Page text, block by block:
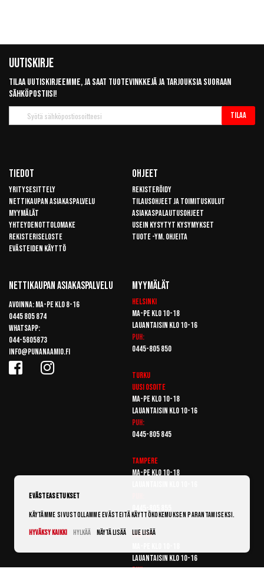
Uutiskirje
Tilaa uutiskirjeemme, ja saat tuotevinkkejä ja tarjouksia suoraan
sähköpostiisi!
uutiskirje
Tilaa
Tiedot
Yritysesittely
Nettikaupan asiakaspalvelu
Myymälät
Yhteydenottolomake
Rekisteriseloste
Evästeiden käyttö
Ohjeet
Rekisteröidy
Tilausohjeet ja toimituskulut
Asiakaspalautusohjeet
Usein kysytyt kysymykset
Tuote -ym. ohjeita
Nettikaupan Asiakaspalvelu
Avoinna: Ma-pe klo 8-16
0445 805 874
Whatsapp:
044-5805873
info@punanaamio.fi
Myymälät
Helsinki
Ma-pe klo 10-18
Lauantaisin klo 10-16
Puh:
0445-805 850
Turku
Uusi osoite
Ma-pe klo 10-18
Lauantaisin klo 10-16
Puh:
0445-805 845
Tampere
Ma-pe klo 10-18
Vantaa
Lauantaisin klo 10-16
Puh:
Evästeasetukset
Käytämme sivustollamme evästeitä käyttökokemuksen parantamiseksi.
Hyväksy kaikki
Hylkää Näytä lisää Lue lisää